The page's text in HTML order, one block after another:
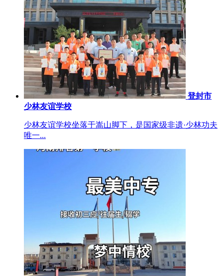
登封市
少林友谊学校
少林友谊学校坐落于嵩山脚下，是国家级非遗·少林功夫
唯一...